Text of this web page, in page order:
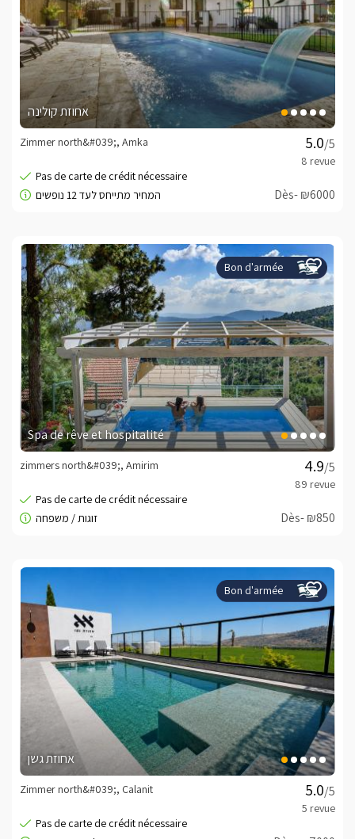
אחוזת קולינה
/5
Zimmer north&#039;, Amka
Dès- ₪6000
Bon d'armée
Spa de rêve et hospitalité
/5
zimmers north&#039;, Amirim
Dès- ₪850
Bon d'armée
אחוזת גשן
/5
Zimmer north&#039;, Calanit